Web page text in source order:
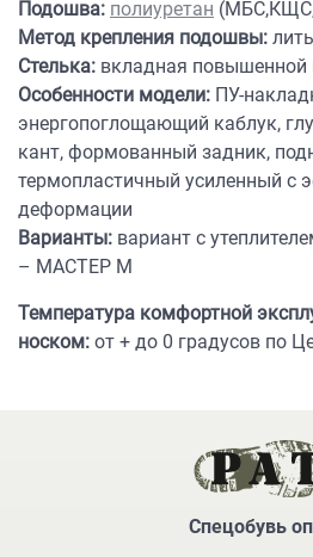
Подошва: полиуретан (МБС,КЩС,
Метод крепления подошвы:
Стелька: вкладная повышенной
Особенности модели: ПУ-
энергопоглощающий каблук,
кант, формованный задник,
термопластичный усиленный с
деформации
Варианты: вариант с
– МАСТЕР М
Температура комфортной
носком: от + до 0 градусов по
Спецобувь